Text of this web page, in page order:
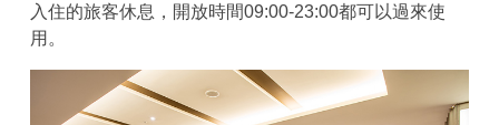
入住的旅客休息，開放時間09:00-23:00都可以過來使
用。